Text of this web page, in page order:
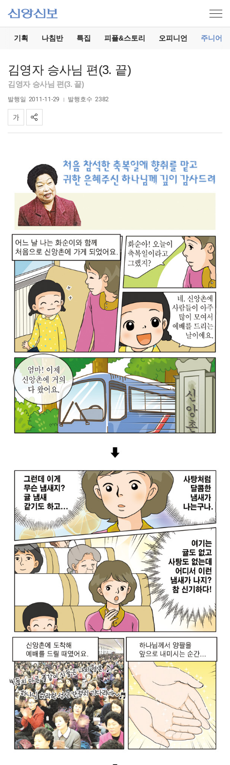
기획 나침반 특집 피플&스토리 오피니언 주니어
김영자 승사님 편(3. 끝)
김영자 승사님 편(3. 끝)
발행일 2011-11-29 발행호수 2382